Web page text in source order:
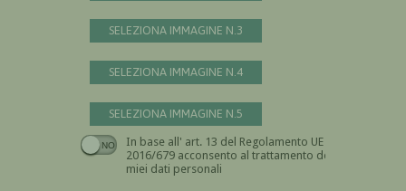
SELEZIONA IMMAGINE N.3
SELEZIONA IMMAGINE N.4
SELEZIONA IMMAGINE N.5
In base all' art. 13 del Regolamento UE n.
2016/679 acconsento al trattamento dei
miei dati personali
Devi dare il consenso